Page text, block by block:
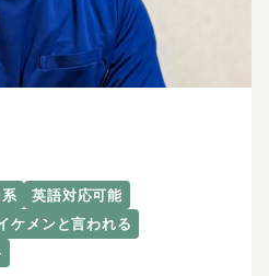
英語対応可能
ケメンと言われる